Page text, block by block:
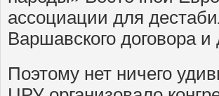
ассоциации для
Варшавского договора
Поэтому нет ничего